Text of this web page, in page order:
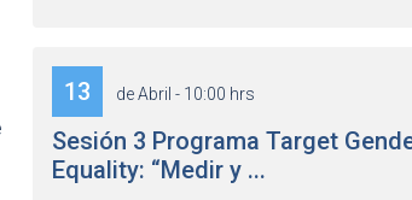
13 de Abril - 10:00 hrs
Sesión 3 Programa Target
Equality: “Medir y ...